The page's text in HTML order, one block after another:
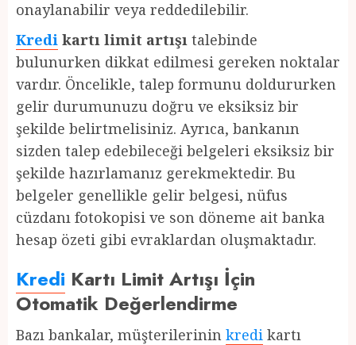
onaylanabilir veya reddedilebilir.
Kredi kartı limit artışı talebinde
bulunurken dikkat edilmesi gereken noktalar
vardır. Öncelikle, talep formunu doldururken
gelir durumunuzu doğru ve eksiksiz bir
şekilde belirtmelisiniz. Ayrıca, bankanın
sizden talep edebileceği belgeleri eksiksiz bir
şekilde hazırlamanız gerekmektedir. Bu
belgeler genellikle gelir belgesi, nüfus
cüzdanı fotokopisi ve son döneme ait banka
hesap özeti gibi evraklardan oluşmaktadır.
Kredi Kartı Limit Artışı İçin
Otomatik Değerlendirme
Bazı bankalar, müşterilerinin kredi kartı